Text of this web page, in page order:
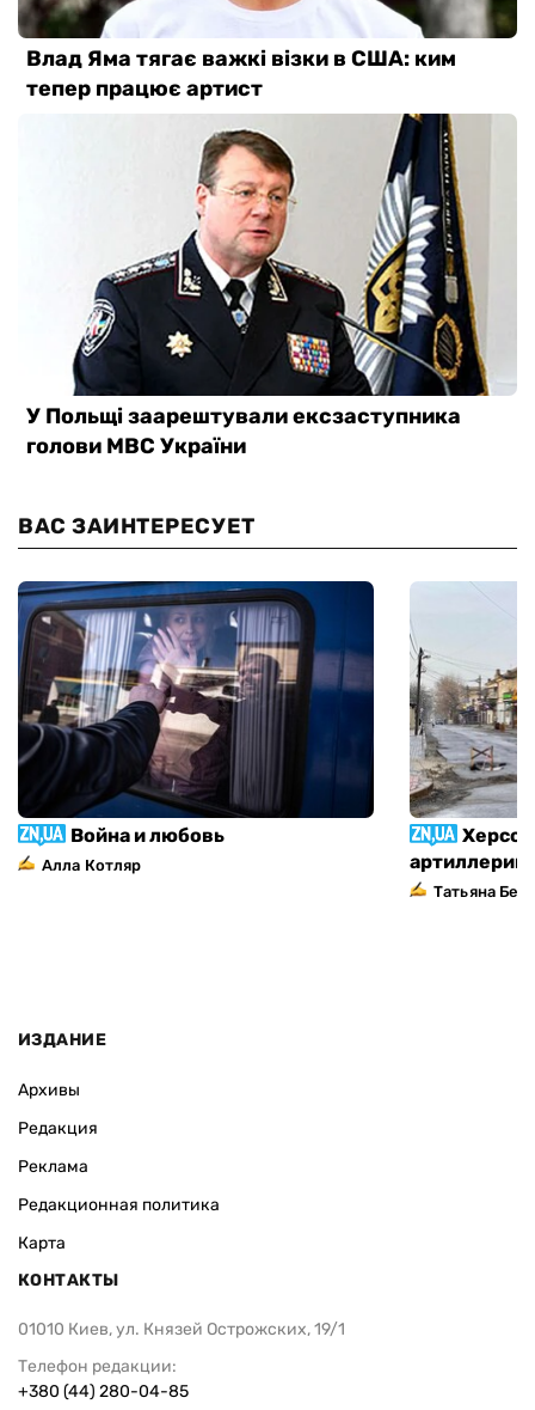
ВАС ЗАИНТЕРЕСУЕТ
Война и любовь
Алла Котляр
Татьяна
ИЗДАНИЕ
Архивы
Редакция
Реклама
Редакционная политика
Карта
КОНТАКТЫ
01010 Киев, ул. Князей Острожских, 19/1
Телефон редакции:
+380 (44) 280-04-85